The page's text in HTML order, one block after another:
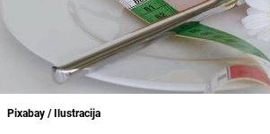
Pixabay / Ilustracija